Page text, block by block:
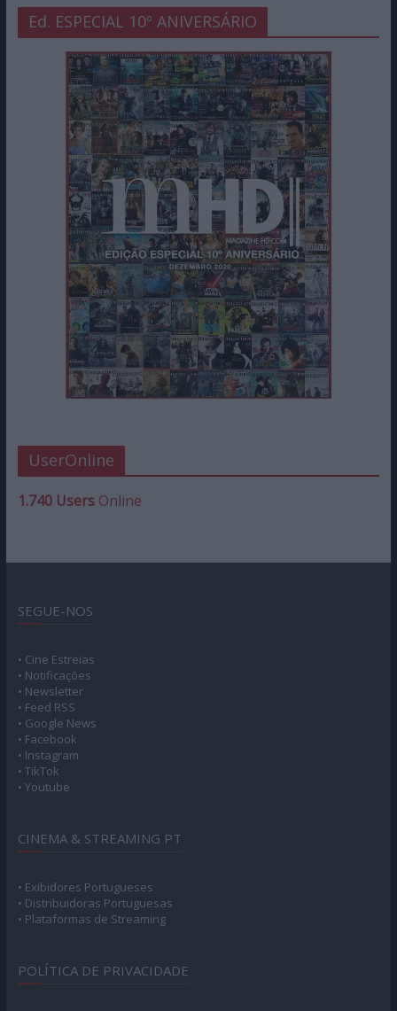
Ed. ESPECIAL 10º ANIVERSÁRIO
UserOnline
1.740 UsersOnline
SEGUE-NOS
• Cine Estreias
• Notificações
• Newsletter
• Feed RSS
• Google News
• Facebook
• Instagram
• TikTok
• Youtube
CINEMA & STREAMING PT
• Exibidores Portugueses
• Distribuidoras Portuguesas
• Plataformas de Streaming
POLÍTICA DE PRIVACIDADE